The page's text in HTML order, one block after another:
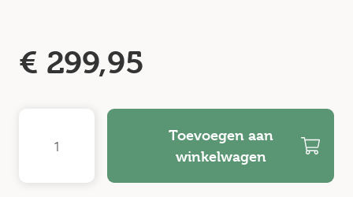
€ 299,95
Toevoegen aan
winkelwagen